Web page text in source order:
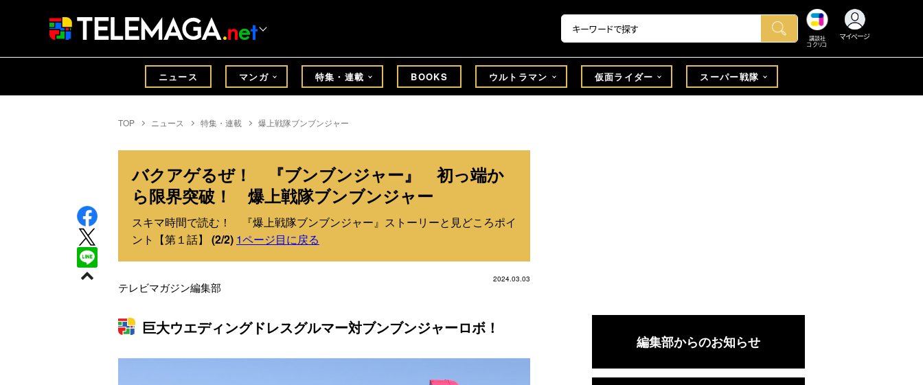
講談社
コクリコ
マイページ
ニュース マンガ 特集・連載 BOOKS ウルトラマン 仮面ライダー スーパー戦隊
TOP ニュース 特集・連載 爆上戦隊ブンブンジャー
バクアゲるぜ！ 『ブンブンジャー』 初っ端か
ら限界突破！ 爆上戦隊ブンブンジャー
スキマ時間で読む！ 『爆上戦隊ブンブンジャー』ストーリーと見どころポイ
ント【第１話】 (2/2) 1ページ目に戻る
2024.03.03
テレビマガジン編集部
巨大ウエディングドレスグルマー対ブンブンジャーロボ！
編集部からのお知らせ